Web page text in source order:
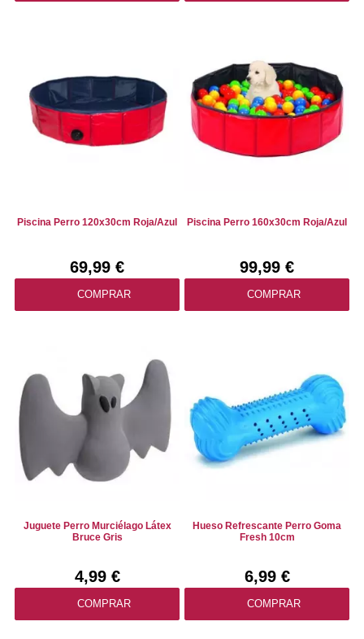
Piscina Perro 120x30cm Roja/Azul
69,99 €
COMPRAR
Piscina Perro 160x30cm Roja/Azul
99,99 €
COMPRAR
Juguete Perro Murciélago Látex
Bruce Gris
4,99 €
COMPRAR
Hueso Refrescante Perro Goma
Fresh 10cm
6,99 €
COMPRAR